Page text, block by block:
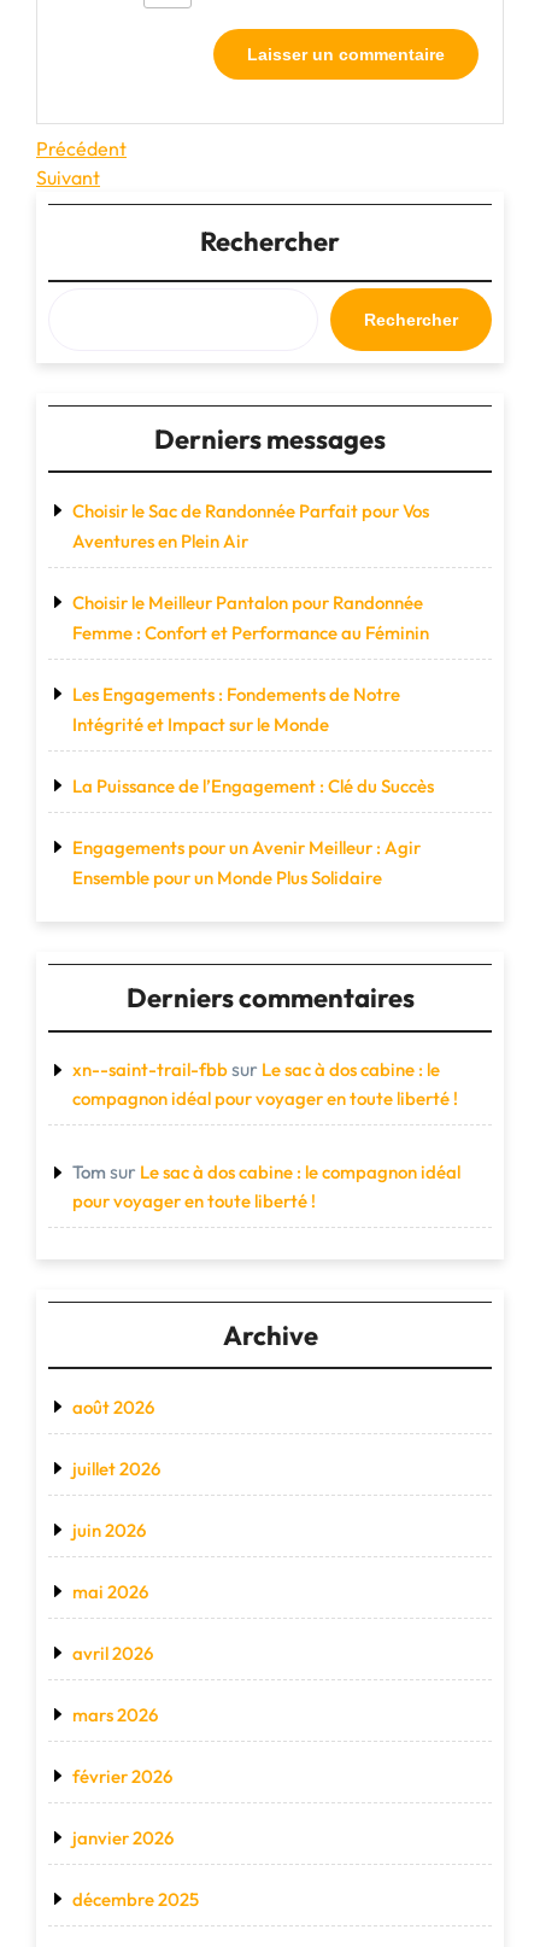
Navigation
de
Article
précédent
Précédent
Article
suivant
Suivant
Rechercher
Rechercher
Derniers messages
Choisir le Sac de Randonnée Parfait pour Vos
Aventures en Plein Air
Choisir le Meilleur Pantalon pour Randonnée
Femme : Confort et Performance au Féminin
Les Engagements : Fondements de Notre
Intégrité et Impact sur le Monde
La Puissance de l’Engagement : Clé du Succès
Engagements pour un Avenir Meilleur : Agir
Ensemble pour un Monde Plus Solidaire
Derniers commentaires
xn--saint-trail-fbbsur Le sac à dos cabine : le
compagnon idéal pour voyager en toute liberté !
Tom sur Le sac à dos cabine : le compagnon idéal
pour voyager en toute liberté !
Archive
août 2026
juillet 2026
juin 2026
mai 2026
avril 2026
mars 2026
février 2026
janvier 2026
décembre 2025